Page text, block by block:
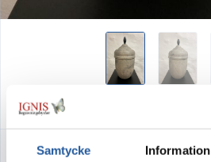
Samtycke Information